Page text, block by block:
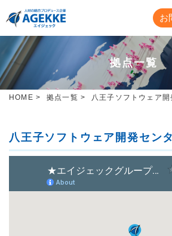
お
拠点一覧
HOME > 拠点一覧 > 八王子ソフトウェア開
八王子ソフトウェア開発セン